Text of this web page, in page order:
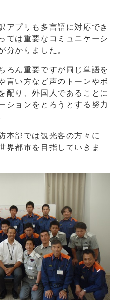
プリも多言語に対応でき
ては重要なコミュニケーシ
分かりました。
ろん重要ですが同じ単語を
言い方など声のトーンやボ
配り、外国人であることに
ションをとろうとする努力
本部では観光客の方々に
界都市を目指していきま